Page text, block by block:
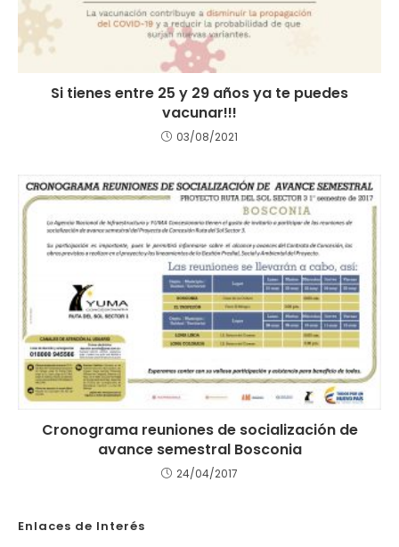
Si tienes entre 25 y 29 años ya te puedes
vacunar!!!
03/08/2021
Cronograma reuniones de socialización de
avance semestral Bosconia
24/04/2017
Enlaces de Interés